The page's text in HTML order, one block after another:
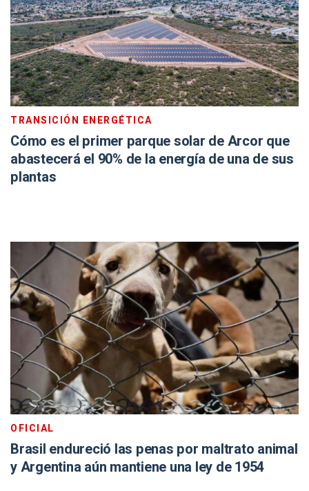
TRANSICIÓN ENERGÉTICA
Cómo es el primer parque solar de Arcor que
abastecerá el 90% de la energía de una de sus
plantas
OFICIAL
Brasil endureció las penas por maltrato animal
y Argentina aún mantiene una ley de 1954